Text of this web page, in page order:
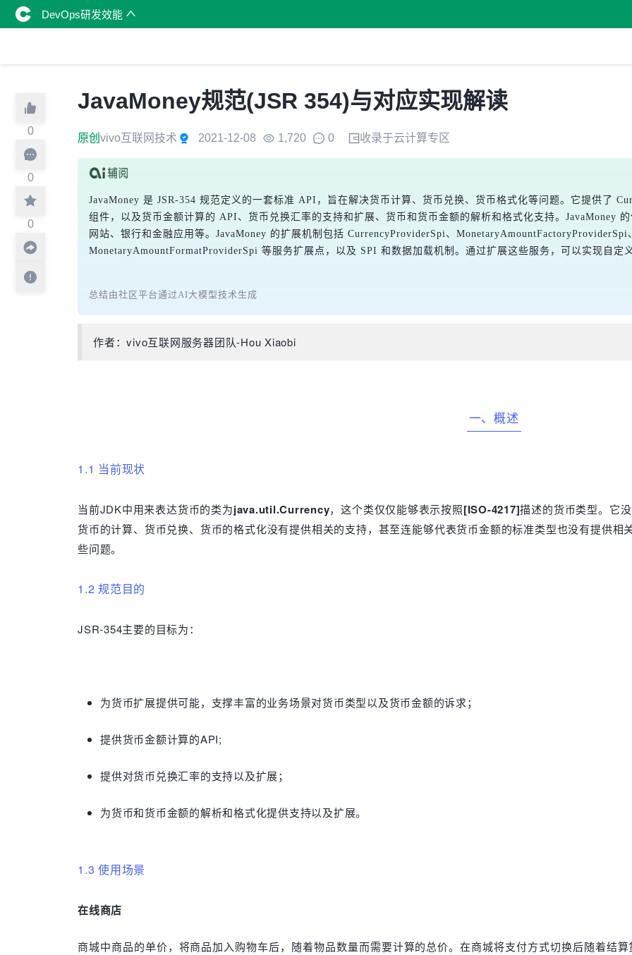
DevOps研发效能
0
0
0
JavaMoney规范(JSR 354)与对应实现解读
原创 vivo互联网技术 2021-12-08 1,720 0 收录于云计算专区
JavaMoney 是 JSR-354 规范定义的一套标准 API，旨在解决货币计算、货币兑换、货币格式化等问题。它提供了
组件，以及货币金额计算的 API、货币兑换汇率的支持和扩展、货币和货币金额的解析和格式化支持。JavaMoney
网站、银行和金融应用等。JavaMoney 的扩展机制包括 CurrencyProviderSpi、MonetaryAmountFactoryProviderSpi
MonetaryAmountFormatProviderSpi 等服务扩展点，以及 SPI 和数据加载机制。通过扩展这些服务，可以实现自定
总结由社区平台通过AI大模型技术生成
作者：vivo互联网服务器团队-Hou Xiaobi
一、概述
1.1 当前现状
当前JDK中用来表达货币的类为java.util.Currency，这个类仅仅能够表示按照[ISO-4217]描述的货币类型。它
货币的计算、货币兑换、货币的格式化没有提供相关的支持，甚至连能够代表货币金额的标准类型也没有提供
些问题。
1.2 规范目的
JSR-354主要的目标为：
为货币扩展提供可能，支撑丰富的业务场景对货币类型以及货币金额的诉求；
提供货币金额计算的API;
提供对货币兑换汇率的支持以及扩展；
为货币和货币金额的解析和格式化提供支持以及扩展。
1.3 使用场景
在线商店
商城中商品的单价，将商品加入购物车后，随着物品数量而需要计算的总价。在商城将支付方式切换后随着结